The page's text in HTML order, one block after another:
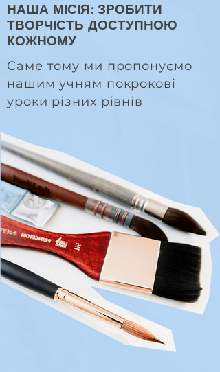
НАША МІСІЯ: ЗРОБИТИ
ТВОРЧІСТЬ ДОСТУПНОЮ
КОЖНОМУ
Саме тому ми пропонуємо
нашим учням покрокові
уроки різних рівнів